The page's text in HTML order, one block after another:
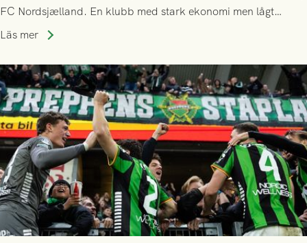
FC Nordsjælland. En klubb med stark ekonomi men lågt
publiksnitt, ett lag med både kollektiv styrka och individuell
Läs mer